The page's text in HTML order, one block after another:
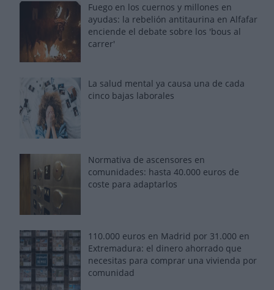
Fuego en los cuernos y millones en
ayudas: la rebelión antitaurina en Alfafar
enciende el debate sobre los 'bous al
carrer'
La salud mental ya causa una de cada
cinco bajas laborales
Normativa de ascensores en
comunidades: hasta 40.000 euros de
coste para adaptarlos
110.000 euros en Madrid por 31.000 en
Extremadura: el dinero ahorrado que
necesitas para comprar una vivienda por
comunidad